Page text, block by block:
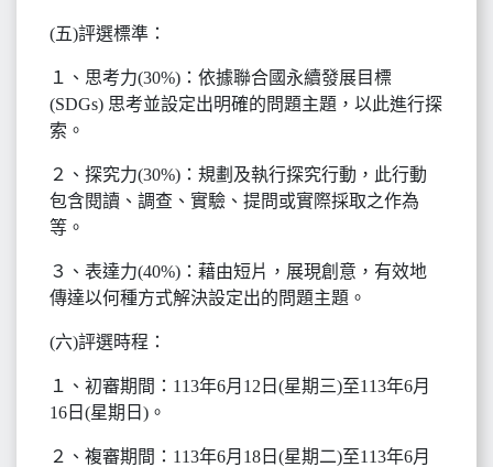
(五)評選標準：
１、思考力(30%)：依據聯合國永續發展目標
(SDGs) 思考並設定出明確的問題主題，以此進行探
索。
２、探究力(30%)：規劃及執行探究行動，此行動
包含閱讀、調查、實驗、提問或實際採取之作為
等。
３、表達力(40%)：藉由短片，展現創意，有效地
傳達以何種方式解決設定出的問題主題。
(六)評選時程：
１、初審期間：113年6月12日(星期三)至113年6月
16日(星期日)。
２、複審期間：113年6月18日(星期二)至113年6月